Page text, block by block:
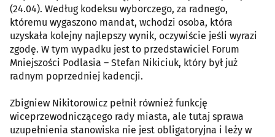
(24.04). Według kodeksu wyborczego, za radnego,
któremu wygaszono mandat, wchodzi osoba, która
uzyskała kolejny najlepszy wynik, oczywiście jeśli wyrazi
zgodę. W tym wypadku jest to przedstawiciel Forum
Mniejszości Podlasia – Stefan Nikiciuk, który był już
radnym poprzedniej kadencji.
Zbigniew Nikitorowicz pełnił również funkcję
wiceprzewodniczącego rady miasta, ale tutaj sprawa
uzupełnienia stanowiska nie jest obligatoryjna i leży w